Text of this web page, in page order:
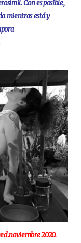
Con es posible,
mientras está y
2020.